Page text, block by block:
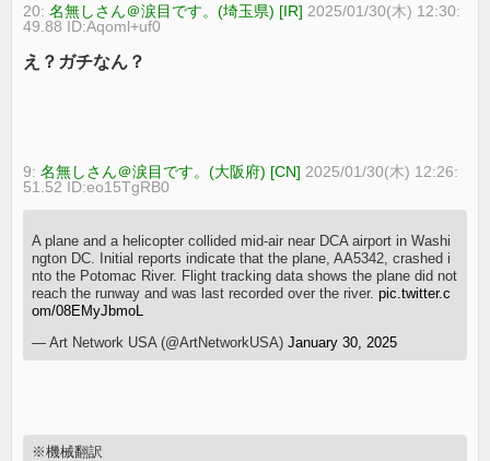
20:名無しさん＠涙目です。(埼玉県) [IR] 2025/01/30(木) 12:30:
49.88 ID:Aqoml+uf0
え？ガチなん？
9:名無しさん＠涙目です。(大阪府) [CN] 2025/01/30(木) 12:26:
51.52 ID:eo15TgRB0
A plane and a helicopter collided mid-air near DCA airport in Washi
ngton DC. Initial reports indicate that the plane, AA5342, crashed i
nto the Potomac River. Flight tracking data shows the plane did not
reach the runway and was last recorded over the river.pic.twitter.c
om/08EMyJbmoL
— Art Network USA (@ArtNetworkUSA)January 30, 2025
※機械翻訳